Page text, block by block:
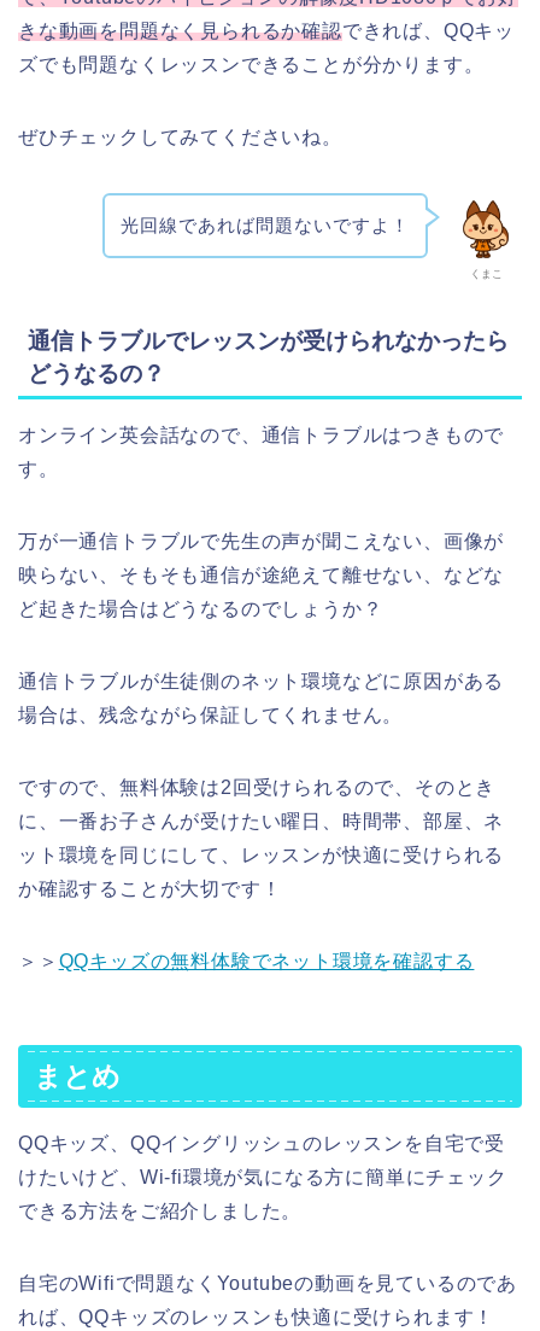
きな動画を問題なく見られるか確認できれば、QQキッ
ズでも問題なくレッスンできることが分かります。
ぜひチェックしてみてくださいね。
くまこ
光回線であれば問題ないですよ！
通信トラブルでレッスンが受けられなかったら
どうなるの？
オンライン英会話なので、通信トラブルはつきもので
す。
万が一通信トラブルで先生の声が聞こえない、画像が
映らない、そもそも通信が途絶えて離せない、などな
ど起きた場合はどうなるのでしょうか？
通信トラブルが生徒側のネット環境などに原因がある
場合は、残念ながら保証してくれません。
ですので、無料体験は2回受けられるので、そのとき
に、一番お子さんが受けたい曜日、時間帯、部屋、ネ
ット環境を同じにして、レッスンが快適に受けられる
か確認することが大切です！
＞＞ QQキッズの無料体験でネット環境を確認する
まとめ
QQキッズ、QQイングリッシュのレッスンを自宅で受
けたいけど、Wi-fi環境が気になる方に簡単にチェック
できる方法をご紹介しました。
自宅のWifiで問題なくYoutubeの動画を見ているのであ
れば、QQキッズのレッスンも快適に受けられます！